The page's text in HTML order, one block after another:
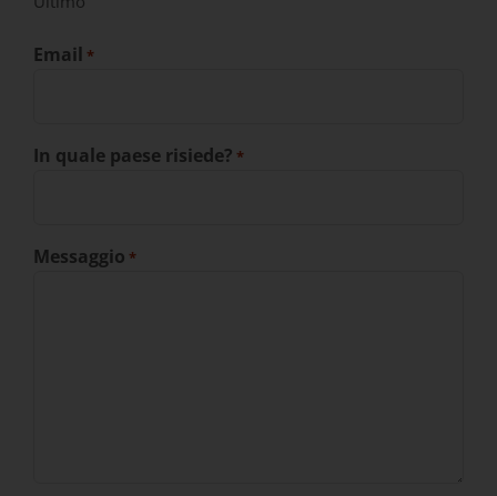
Email *
In quale paese risiede? *
Messaggio *